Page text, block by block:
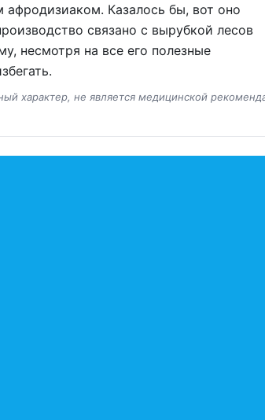
Казалось бы, вот оно
связано с вырубкой лесов
несмотря на все его полезные
характер, не является медицинской